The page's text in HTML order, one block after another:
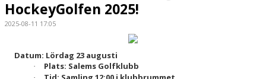
HockeyGolfen 2025!
2025-08-11 17:05
Datum: Lördag 23 augusti
· Plats: Salems Golfklubb